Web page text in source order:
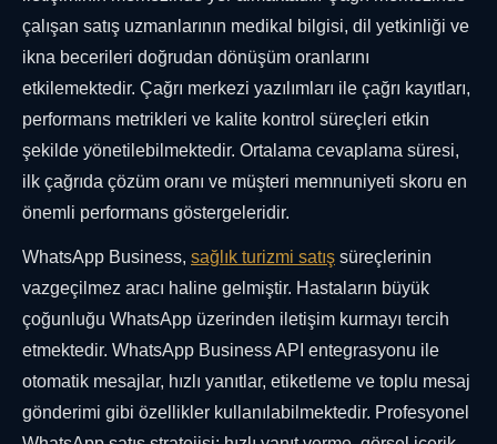
çalışan satış uzmanlarının medikal bilgisi, dil yetkinliği ve
ikna becerileri doğrudan dönüşüm oranlarını
etkilemektedir. Çağrı merkezi yazılımları ile çağrı kayıtları,
performans metrikleri ve kalite kontrol süreçleri etkin
şekilde yönetilebilmektedir. Ortalama cevaplama süresi,
ilk çağrıda çözüm oranı ve müşteri memnuniyeti skoru en
önemli performans göstergeleridir.
WhatsApp Business, sağlık turizmi satış süreçlerinin
vazgeçilmez aracı haline gelmiştir. Hastaların büyük
çoğunluğu WhatsApp üzerinden iletişim kurmayı tercih
etmektedir. WhatsApp Business API entegrasyonu ile
otomatik mesajlar, hızlı yanıtlar, etiketleme ve toplu mesaj
gönderimi gibi özellikler kullanılabilmektedir. Profesyonel